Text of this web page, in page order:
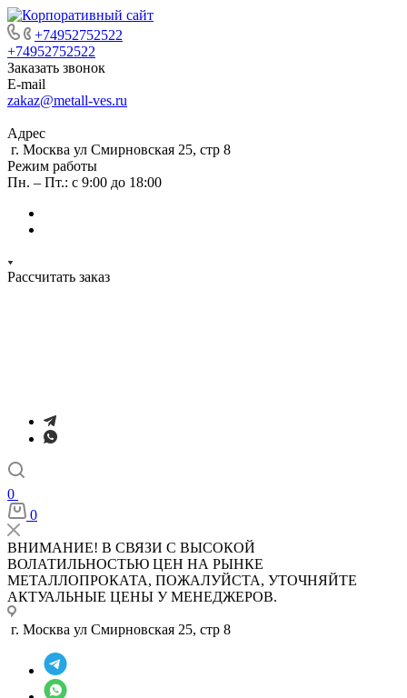
+74952752522
+74952752522
Заказать звонок
E-mail
zakaz@metall-ves.ru
Адрес
г. Москва ул Смирновская 25, стр 8
Режим работы
Пн. – Пт.: с 9:00 до 18:00
Рассчитать заказ
0
0
ВНИМАНИЕ! В СВЯЗИ С ВЫСОКОЙ
ВОЛАТИЛЬНОСТЬЮ ЦЕН НА РЫНКЕ
МЕТАЛЛОПРОКАТА, ПОЖАЛУЙСТА, УТОЧНЯЙТЕ
АКТУАЛЬНЫЕ ЦЕНЫ У МЕНЕДЖЕРОВ.
г. Москва ул Смирновская 25, стр 8